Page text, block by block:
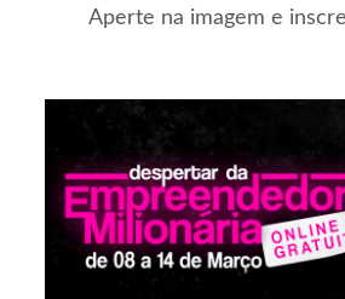
Aperte na imagem e